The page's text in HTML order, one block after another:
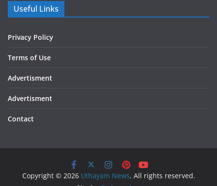
Useful Links
Privacy Policy
Terms of Use
Advertisment
Advertisment
Contact
Copyright © 2026 Uthayam News. All rights reserved.